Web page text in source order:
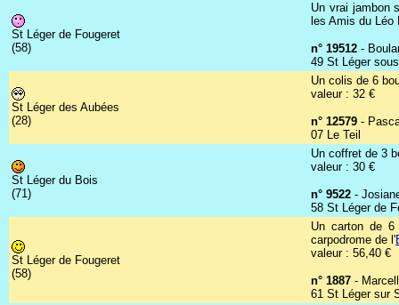
St Léger de Fougeret
(58)
Un vrai jambon
les Amis du Léo
n° 19512 -
49 St Léger
St Léger des Aubées
(28)
Un colis de 6
valeur : 32 €
n° 12579 -
07 Le Teil
St Léger du Bois
(71)
Un coffret de 3
valeur : 30 €
n° 9522 -
58 St Léger de
St Léger de Fougeret
(58)
Un carton de 6
carpodrome de l'
valeur : 56,40 €
n° 1887 -
61 St Léger sur